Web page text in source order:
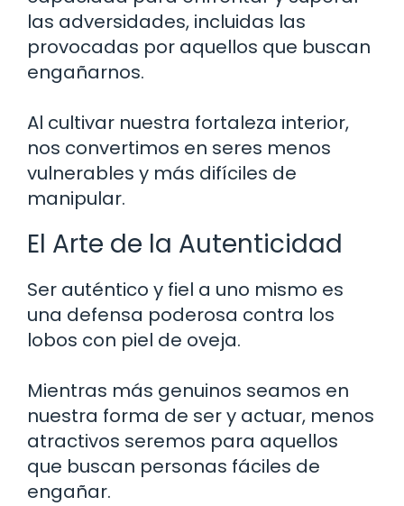
las adversidades, incluidas las
provocadas por aquellos que buscan
engañarnos.
Al cultivar nuestra fortaleza interior,
nos convertimos en seres menos
vulnerables y más difíciles de
manipular.
El Arte de la Autenticidad
Ser auténtico y fiel a uno mismo es
una defensa poderosa contra los
lobos con piel de oveja.
Mientras más genuinos seamos en
nuestra forma de ser y actuar, menos
atractivos seremos para aquellos
que buscan personas fáciles de
engañar.